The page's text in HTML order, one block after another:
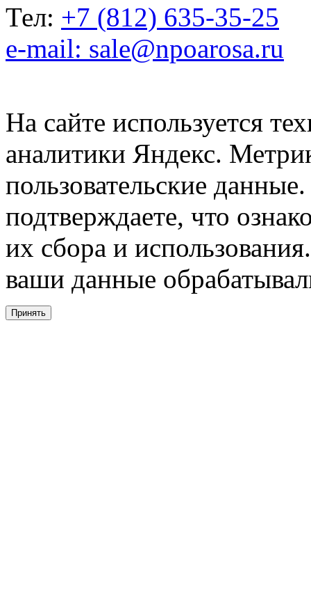
Тел: +7 (812) 635-35-25
e-mail: sale@npoarosa.ru
На сайте используется
аналитики Яндекс.
пользовательские
подтверждаете, что
их сбора и
ваши данные
Принять